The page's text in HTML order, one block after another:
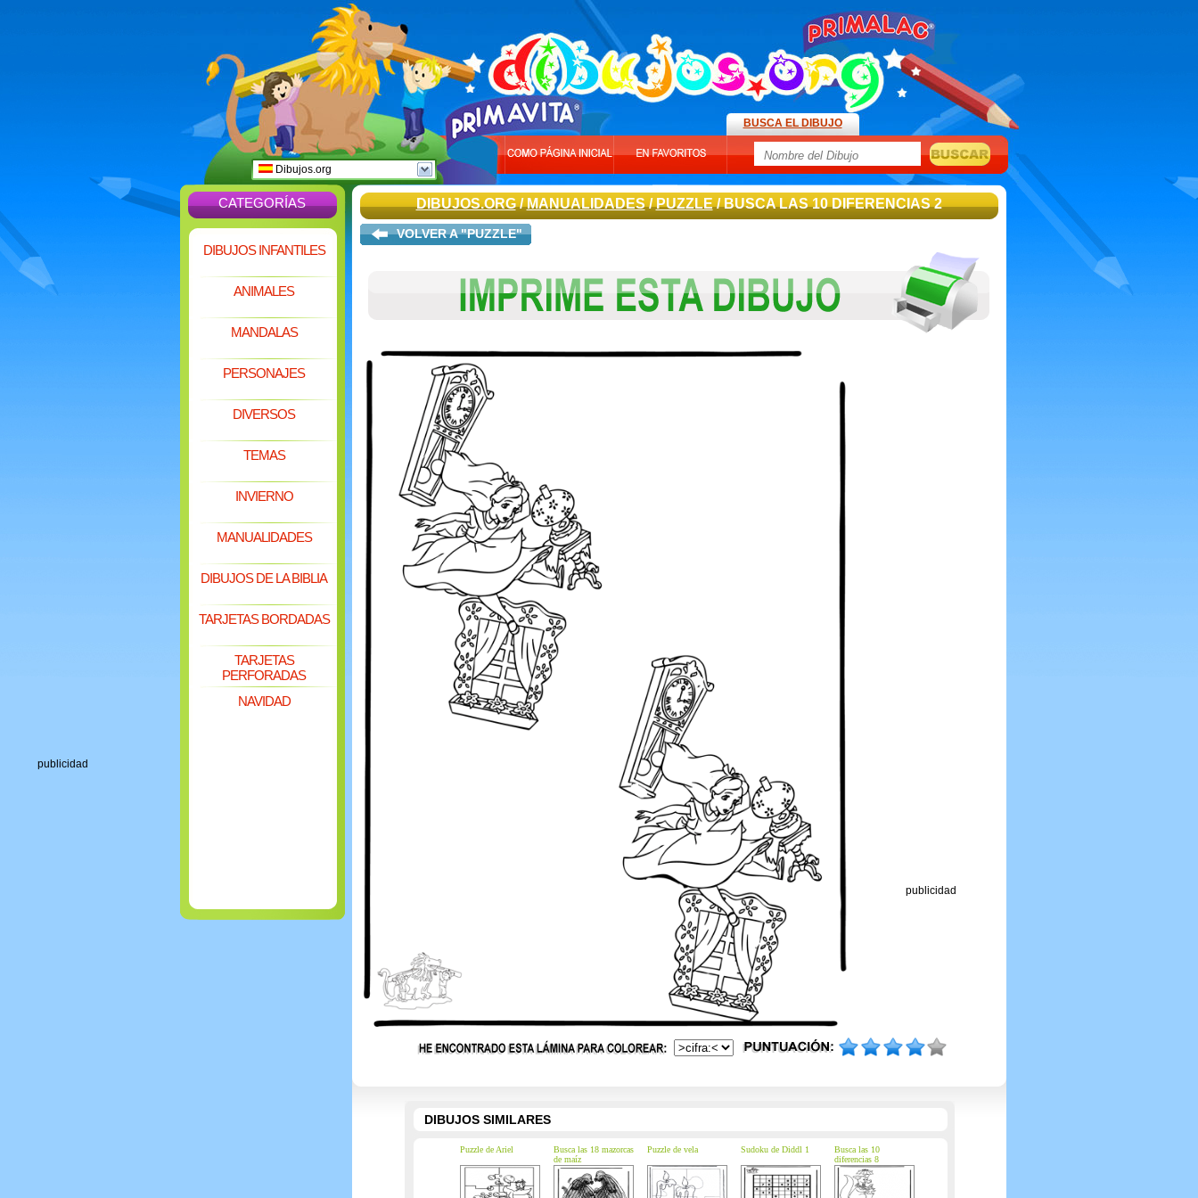
publicidad
Dibujos.org
BUSCA EL DIBUJO
CATEGORÍAS
DIBUJOS INFANTILES
ANIMALES
MANDALAS
PERSONAJES
DIVERSOS
TEMAS
INVIERNO
MANUALIDADES
DIBUJOS DE LA BIBLIA
TARJETAS BORDADAS
TARJETAS
PERFORADAS
NAVIDAD
DIBUJOS.ORG/MANUALIDADES/PUZZLE/ BUSCA LAS 10 DIFERENCIAS 2
VOLVER A "PUZZLE"
publicidad
DIBUJOS SIMILARES
Puzzle de Ariel
Busca las 18 mazorcas
de maíz
Puzzle de vela Sudoku de Diddl 1
Busca las 10
diferencias 8